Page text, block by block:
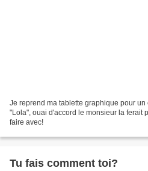
Je reprend ma tablette graphique pour
"Lola", ouai d'accord le monsieur la ferait
faire avec!
Tu fais comment toi?